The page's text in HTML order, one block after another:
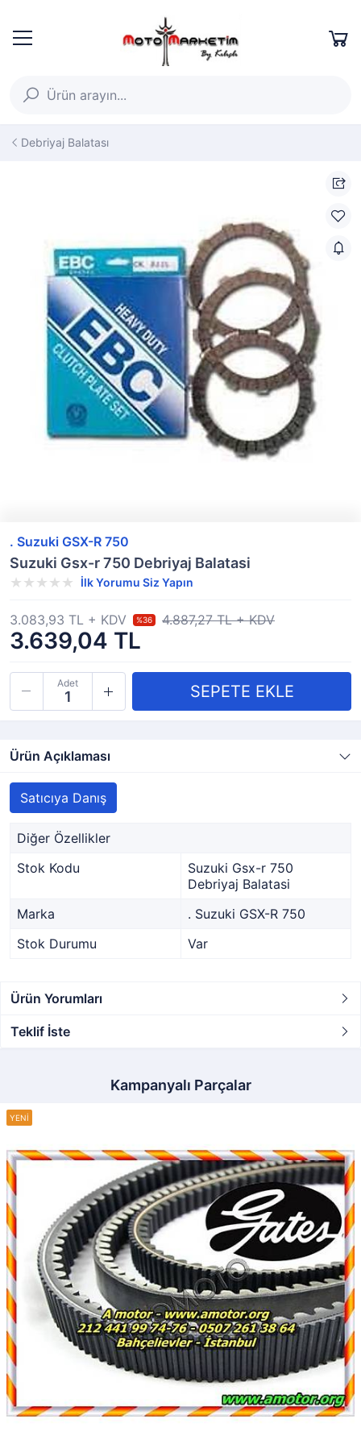
Debriyaj Balatası
. Suzuki GSX-R 750
Suzuki Gsx-r 750 Debriyaj Balatasi
İlk Yorumu Siz Yapın
3.639,04 TL
3.083,93 TL + KDV %36 4.887,27 TL + KDV
Adet
Ürün Açıklaması
Satıcıya Danış
Diğer Özellikler
Stok Kodu
Suzuki Gsx-r 750
Debriyaj Balatasi
Marka
. Suzuki GSX-R 750
Stok Durumu
Var
Ürün Yorumları
Teklif İste
Kampanyalı Parçalar